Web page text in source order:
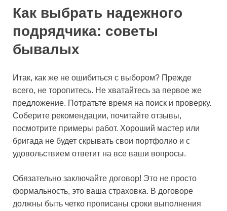
Как выбрать надежного
подрядчика: советы
бывалых
Итак, как же не ошибиться с выбором? Прежде
всего, не торопитесь. Не хватайтесь за первое же
предложение. Потратьте время на поиск и проверку.
Соберите рекомендации, почитайте отзывы,
посмотрите примеры работ. Хороший мастер или
бригада не будет скрывать свои портфолио и с
удовольствием ответит на все ваши вопросы.
Обязательно заключайте договор! Это не просто
формальность, это ваша страховка. В договоре
должны быть четко прописаны сроки выполнения